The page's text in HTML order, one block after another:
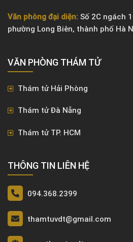
Văn phòng đại diện: Số 2C ngách
phường Long Biên, thành phố Hà
VĂN PHÒNG ​THÁM TỬ
Thám tử Hải Phòng
Thám tử Đà Nẵng
Thám tử TP. HCM
THÔNG TIN LIÊN HỆ
094.368.2399
thamtuvdt@gmail.com